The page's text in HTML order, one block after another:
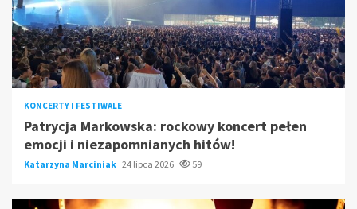
KONCERTY I FESTIWALE
Patrycja Markowska: rockowy koncert pełen
emocji i niezapomnianych hitów!
Katarzyna Marciniak 24 lipca 2026 59